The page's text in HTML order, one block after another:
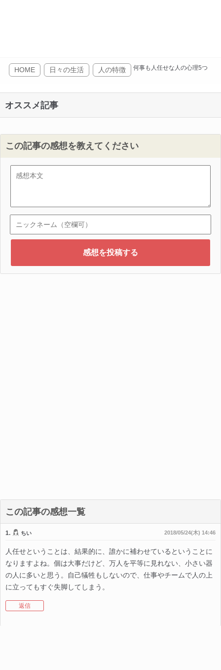
HOME 日々の生活 人の特徴 何事も人任せな人の心理5つ
オススメ記事
この記事の感想を教えてください
この記事の感想一覧
1. ちい 2018/05/24(木) 14:46
人任せということは、結果的に、誰かに補わせているということに
なりますよね。個は大事だけど、万人を平等に見れない、小さい器
の人に多いと思う。自己犠牲もしないので、仕事やチームで人の上
に立ってもすぐ失脚してしまう。
返信